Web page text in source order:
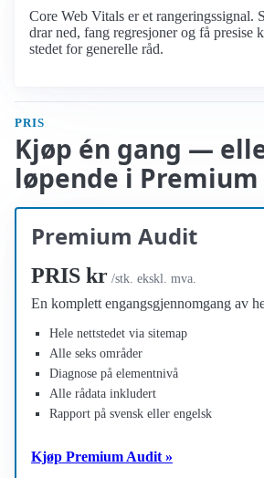
Core Web Vitals er et rangeringssignal.
drar ned, fang regresjoner og få presise
stedet for generelle råd.
PRIS
Kjøp én gang —
løpende i Premium
Premium Audit
PRIS kr /stk. ekskl. mva.
En komplett engangsgjennomgang av
Hele nettstedet via sitemap
Alle seks områder
Diagnose på elementnivå
Alle rådata inkludert
Rapport på svensk eller engelsk
Kjøp Premium Audit »